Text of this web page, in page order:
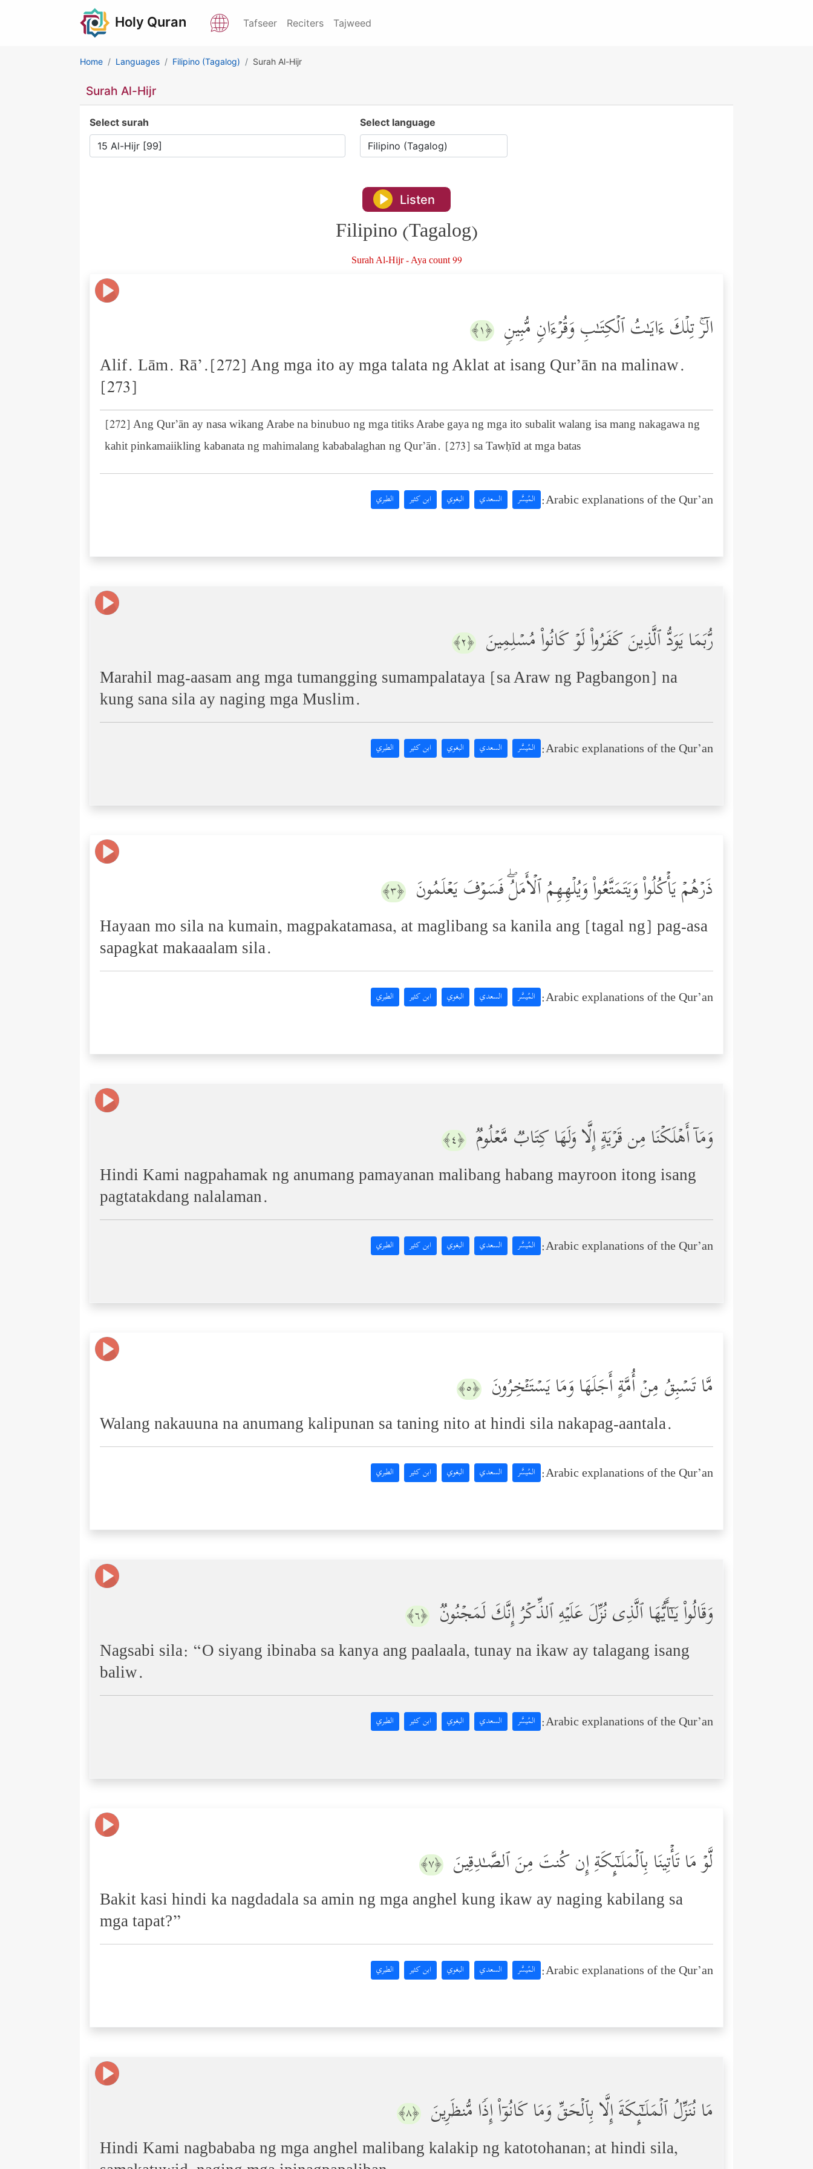
Holy Quran Tafseer Reciters Tajweed
Home Languages Filipino (Tagalog) Surah Al-Hijr
Surah Al-Hijr
Select surah Select language
Listen
Filipino (Tagalog)
Surah Al-Hijr - Aya count 99
الۤرۚ تِلۡكَ ءَایَـٰتُ ٱلۡكِتَـٰبِ وَقُرۡءَانࣲ مُّبِینࣲ ﴿١﴾
Alif. Lām. Rā’.[272] Ang mga ito ay mga talata ng Aklat at isang Qur’ān na malinaw.
[273]
[272] Ang Qur’ān ay nasa wikang Arabe na binubuo ng mga titiks Arabe gaya ng mga ito subalit walang isa mang nakagawa ng
kahit pinkamaiikling kabanata ng mahimalang kababalaghan ng Qur’ān. [273] sa Tawḥīd at mga batas
Arabic explanations of the Qur’an: المُيسَّر السعدي البغوي ابن كثير الطبري
رُّبَمَا یَوَدُّ ٱلَّذِینَ كَفَرُواْ لَوۡ كَانُواْ مُسۡلِمِینَ ﴿٢﴾
Marahil mag-aasam ang mga tumangging sumampalataya [sa Araw ng Pagbangon] na
kung sana sila ay naging mga Muslim.
Arabic explanations of the Qur’an: المُيسَّر السعدي البغوي ابن كثير الطبري
ذَرۡهُمۡ یَأۡكُلُواْ وَیَتَمَتَّعُواْ وَیُلۡهِهِمُ ٱلۡأَمَلُۖ فَسَوۡفَ یَعۡلَمُونَ ﴿٣﴾
Hayaan mo sila na kumain, magpakatamasa, at maglibang sa kanila ang [tagal ng] pag-asa
sapagkat makaaalam sila.
Arabic explanations of the Qur’an: المُيسَّر السعدي البغوي ابن كثير الطبري
وَمَاۤ أَهۡلَكۡنَا مِن قَرۡیَةٍ إِلَّا وَلَهَا كِتَابࣱ مَّعۡلُومࣱ ﴿٤﴾
Hindi Kami nagpahamak ng anumang pamayanan malibang habang mayroon itong isang
pagtatakdang nalalaman.
Arabic explanations of the Qur’an: المُيسَّر السعدي البغوي ابن كثير الطبري
مَّا تَسۡبِقُ مِنۡ أُمَّةٍ أَجَلَهَا وَمَا یَسۡتَـٔۡخِرُونَ ﴿٥﴾
Walang nakauuna na anumang kalipunan sa taning nito at hindi sila nakapag-aantala.
Arabic explanations of the Qur’an: المُيسَّر السعدي البغوي ابن كثير الطبري
وَقَالُواْ یَـٰۤأَیُّهَا ٱلَّذِی نُزِّلَ عَلَیۡهِ ٱلذِّكۡرُ إِنَّكَ لَمَجۡنُونࣱ ﴿٦﴾
Nagsabi sila: “O siyang ibinaba sa kanya ang paalaala, tunay na ikaw ay talagang isang
baliw.
Arabic explanations of the Qur’an: المُيسَّر السعدي البغوي ابن كثير الطبري
لَّوۡ مَا تَأۡتِینَا بِٱلۡمَلَـٰۤىِٕكَةِ إِن كُنتَ مِنَ ٱلصَّـٰدِقِینَ ﴿٧﴾
Bakit kasi hindi ka nagdadala sa amin ng mga anghel kung ikaw ay naging kabilang sa
mga tapat?”
Arabic explanations of the Qur’an: المُيسَّر السعدي البغوي ابن كثير الطبري
مَا نُنَزِّلُ ٱلۡمَلَـٰۤىِٕكَةَ إِلَّا بِٱلۡحَقِّ وَمَا كَانُوۤاْ إِذࣰا مُّنظَرِینَ ﴿٨﴾
Hindi Kami nagbababa ng mga anghel malibang kalakip ng katotohanan; at hindi sila,